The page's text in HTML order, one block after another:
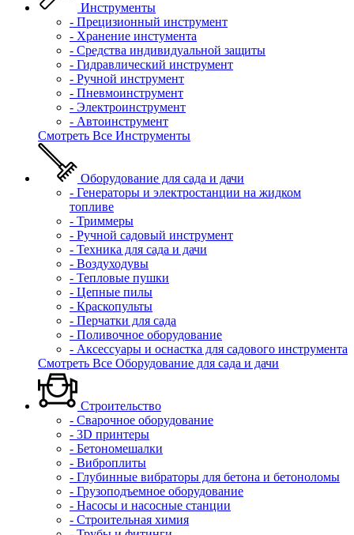
Инструменты
- Прецизионный инструмент
- Хранение инстумента
- Средства индивидуальной защиты
- Гидравлический инструмент
- Ручной инструмент
- Пневмоинструмент
- Электроинструмент
- Автоинструмент
Смотреть Все Инструменты
Оборудование для сада и дачи
- Генераторы и электростанции на жидком
топливе
- Триммеры
- Ручной садовый инструмент
- Техника для сада и дачи
- Воздуходувы
- Тепловые пушки
- Цепные пилы
- Краскопульты
- Перчатки для сада
- Поливочное оборудование
- Аксессуары и оснастка для садового инструмента
Смотреть Все Оборудование для сада и дачи
Строительство
- Сварочное оборудование
- 3D принтеры
- Бетономешалки
- Виброплиты
- Глубинные вибраторы для бетона и бетоноломы
- Грузоподъемное оборудование
- Насосы и насосные станции
- Строительная химия